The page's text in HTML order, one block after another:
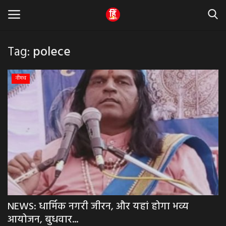
Home
धर्म & ज्योतिष
राजस्थान
व्यापार व्यवसाय
राजनीती
Tag: polece
नीमच
NEWS: धार्मिक नगरी जीरन, और यहां होगा भव्य
आयोजन, बुधवार...